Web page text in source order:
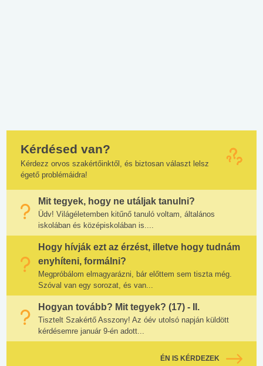
Kérdésed van?
Kérdezz orvos szakértőinktől, és biztosan választ lelsz
égető problémáidra!
Mit tegyek, hogy ne utáljak tanulni?
Üdv! Világéletemben kitűnő tanuló voltam, általános
iskolában és középiskolában is....
Hogy hívják ezt az érzést, illetve hogy tudnám
enyhíteni, formálni?
Megpróbálom elmagyarázni, bár előttem sem tiszta még.
Szóval van egy sorozat, és van...
Hogyan tovább? Mit tegyek? (17) - II.
Tisztelt Szakértő Asszony! Az óév utolsó napján küldött
kérdésemre január 9-én adott...
ÉN IS KÉRDEZEK